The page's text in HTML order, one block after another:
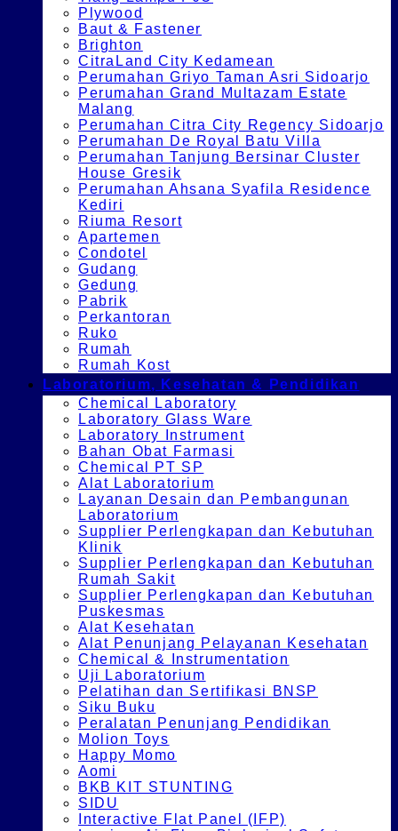
Plywood
Baut & Fastener
Brighton
CitraLand City Kedamean
Perumahan Griyo Taman Asri Sidoarjo
Perumahan Grand Multazam Estate
Malang
Perumahan Citra City Regency Sidoarjo
Perumahan De Royal Batu Villa
Perumahan Tanjung Bersinar Cluster
House Gresik
Perumahan Ahsana Syafila Residence
Kediri
Riuma Resort
Apartemen
Condotel
Gudang
Gedung
Pabrik
Perkantoran
Ruko
Rumah
Rumah Kost
Laboratorium, Kesehatan & Pendidikan
Chemical Laboratory
Laboratory Glass Ware
Laboratory Instrument
Bahan Obat Farmasi
Chemical PT SP
Alat Laboratorium
Layanan Desain dan Pembangunan
Laboratorium
Supplier Perlengkapan dan Kebutuhan
Klinik
Supplier Perlengkapan dan Kebutuhan
Rumah Sakit
Supplier Perlengkapan dan Kebutuhan
Puskesmas
Alat Kesehatan
Alat Penunjang Pelayanan Kesehatan
Chemical & Instrumentation
Uji Laboratorium
Pelatihan dan Sertifikasi BNSP
Siku Buku
Peralatan Penunjang Pendidikan
Molion Toys
Happy Momo
Aomi
BKB KIT STUNTING
SIDU
Interactive Flat Panel (IFP)